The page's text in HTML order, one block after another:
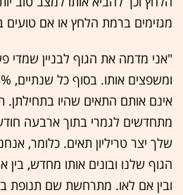
מגזימים ברמת הלחץ או אם טועים
"אני מדמה את הגוף לבניין שמדי
אינם אותם התאים שהיו
מתחדשים לגמרי בתוך ארבעה
שלך יצר טריליון תאים. כלומר,
הגוף שלנו ובונים אותו מחדש, בין
ובין אם לאו. מתרחשת שם תנופת